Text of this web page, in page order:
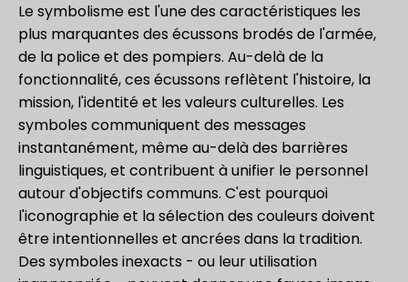
Le symbolisme est l'une des caractéristiques les
plus marquantes des écussons brodés de l'armée,
de la police et des pompiers. Au-delà de la
fonctionnalité, ces écussons reflètent l'histoire, la
mission, l'identité et les valeurs culturelles. Les
symboles communiquent des messages
instantanément, même au-delà des barrières
linguistiques, et contribuent à unifier le personnel
autour d'objectifs communs. C'est pourquoi
l'iconographie et la sélection des couleurs doivent
être intentionnelles et ancrées dans la tradition.
Des symboles inexacts - ou leur utilisation